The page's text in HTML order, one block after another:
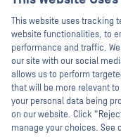
This website uses tracking
website functionalities, to
performance and traffic.
our site with our social
allows us to perform
that will be more relevant
your personal data being
on our website. Click
manage your choices. See
I'm Ozzy, your
How can I help